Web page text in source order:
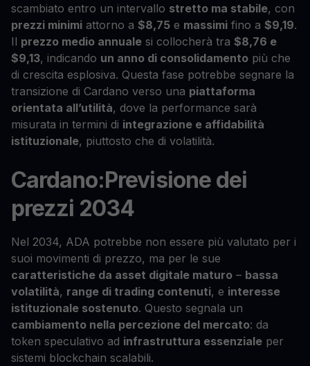
scambiato entro un intervallo stretto ma stabile, con
prezzi minimi attorno a $8,75 e massimi fino a $9,19.
Il prezzo medio annuale si collocherà tra $8,76 e
$9,13, indicando un anno di consolidamento più che
di crescita esplosiva. Questa fase potrebbe segnare la
transizione di Cardano verso una piattaforma
orientata all’utilità, dove la performance sarà
misurata in termini di integrazione e affidabilità
istituzionale, piuttosto che di volatilità.
Cardano:Previsione dei
prezzi 2034
Nel 2034, ADA potrebbe non essere più valutato per i
suoi movimenti di prezzo, ma per le sue
caratteristiche da asset digitale maturo – bassa
volatilità, range di trading contenuti, e interesse
istituzionale sostenuto. Questo segnala un
cambiamento nella percezione del mercato: da
token speculativo ad infrastruttura essenziale per
sistemi blockchain scalabili.